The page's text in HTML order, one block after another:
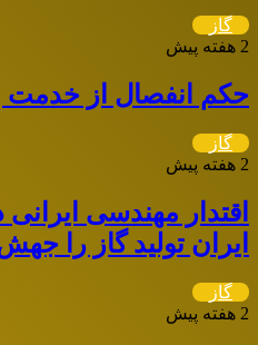
گاز
2 هفته پیش
حکم انفصال از خدمت
گاز
2 هفته پیش
اقتدار مهندسی
ایران تولید گاز را
گاز
2 هفته پیش